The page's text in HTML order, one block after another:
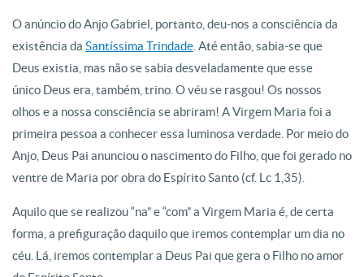
O anúncio do Anjo Gabriel, portanto, deu-nos a consciência da
existência da Santíssima Trindade . Até então, sabia-se que
Deus existia, mas não se sabia desveladamente que esse
único Deus era, também, trino. O véu se rasgou! Os nossos
olhos e a nossa consciência se abriram! A Virgem Maria foi a
primeira pessoa a conhecer essa luminosa verdade. Por meio do
Anjo, Deus Pai anunciou o nascimento do Filho, que foi gerado no
ventre de Maria por obra do Espírito Santo (cf. Lc 1,35).
Aquilo que se realizou “na” e “com” a Virgem Maria é, de certa
forma, a prefiguração daquilo que iremos contemplar um dia no
céu. Lá, iremos contemplar a Deus Pai que gera o Filho no amor